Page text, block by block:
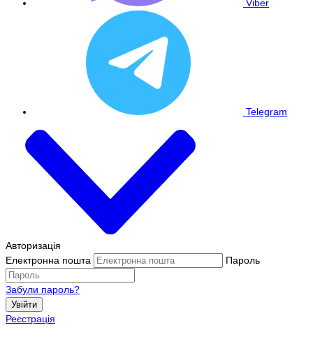
Viber
Telegram
Авторизація
Електронна пошта
Пароль
Забули пароль?
Увійти
Реєстрація